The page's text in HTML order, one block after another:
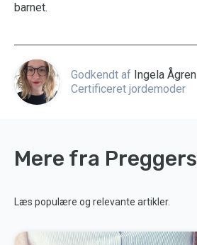
barnet.
Godkendt af Ingela Ågren
Certificeret jordemoder
Mere fra Preggers
Læs populære og relevante artikler.